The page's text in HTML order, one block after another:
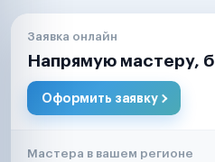
Заявка онлайн
Напрямую мастеру,
Оформить заявку
Мастера в вашем регионе